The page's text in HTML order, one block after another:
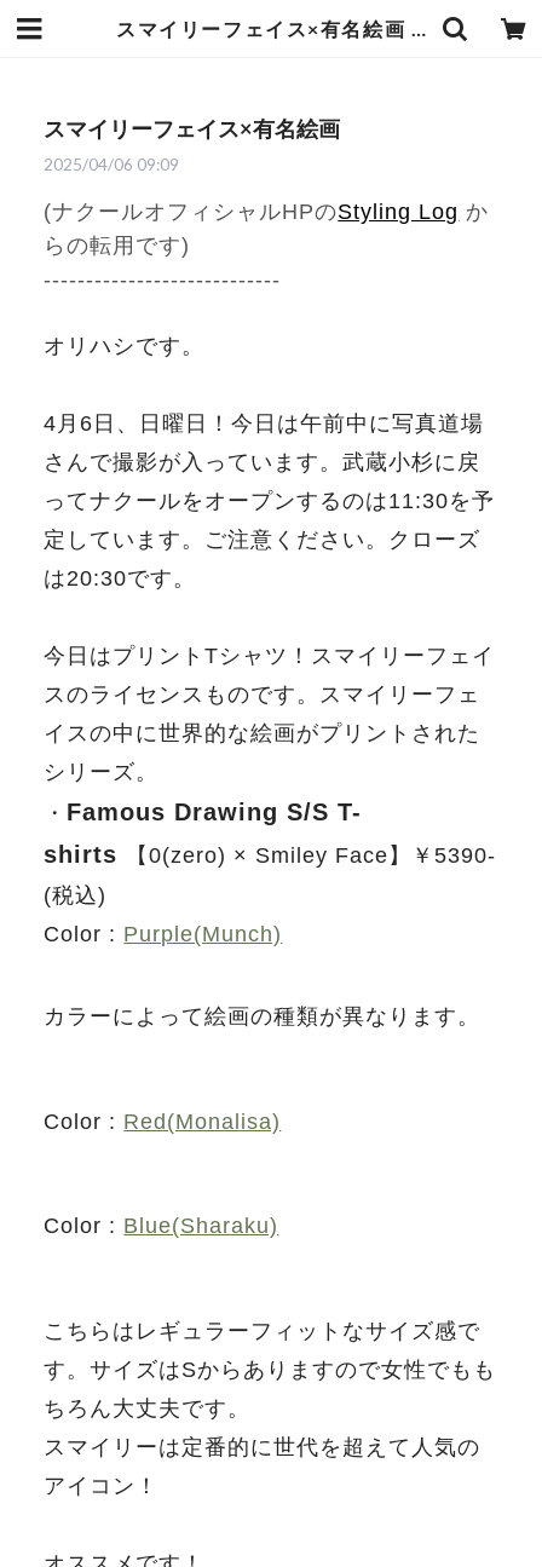
スマイリーフェイス×有名絵画 | 武蔵小杉のセレクトショップ【ナクール】-nakool-
スマイリーフェイス×有名絵画
2025/04/06 09:09
(ナクールオフィシャルHPのStyling Log か
らの転用です)
----------------------------
オリハシです。
4月6日、日曜日！今日は午前中に写真道場
さんで撮影が入っています。武蔵小杉に戻
ってナクールをオープンするのは11:30を予
定しています。ご注意ください。クローズ
は20:30です。
今日はプリントTシャツ！スマイリーフェイ
スのライセンスものです。スマイリーフェ
イスの中に世界的な絵画がプリントされた
シリーズ。
・ Famous Drawing S/S T-
shirts
【0(zero) × Smiley Face】￥5390-
(税込)
Color : Purple(Munch)
カラーによって絵画の種類が異なります。
Color : Red(Monalisa)
Color : Blue(Sharaku)
こちらはレギュラーフィットなサイズ感で
す。サイズはSからありますので女性でもも
ちろん大丈夫です。
スマイリーは定番的に世代を超えて人気の
アイコン！